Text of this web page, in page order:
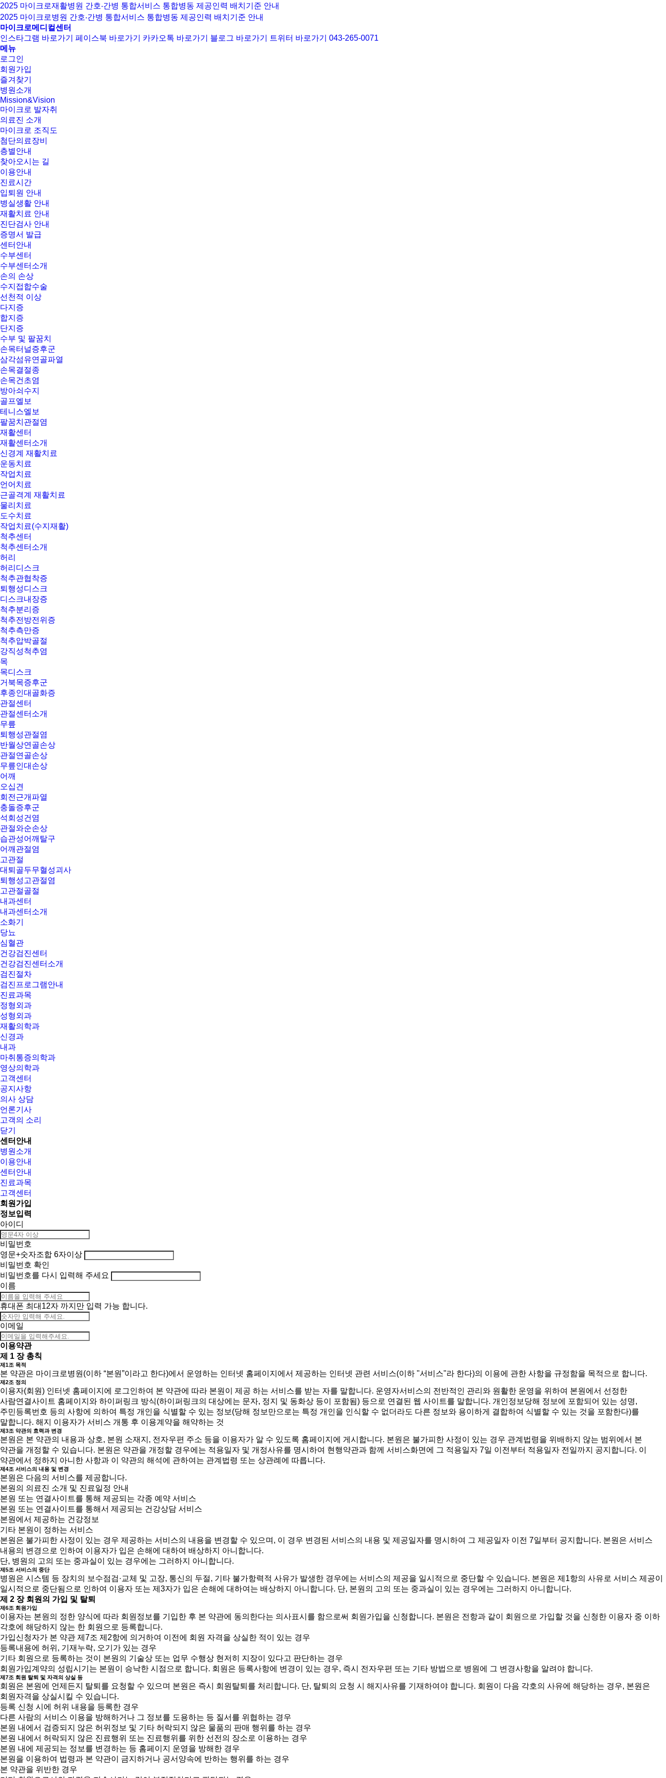
2025 마이크로재활병원 간호‧간병 통합서비스 통합병동 제공인력 배치기준 안내
2025 마이크로병원 간호‧간병 통합서비스 통합병동 제공인력 배치기준 안내
마이크로메디컬센터
인스타그램 바로가기
페이스북 바로가기 카카오톡 바로가기 블로그 바로가기 트위터 바로가기
043-265-0071
메뉴
로그인
회원가입
즐겨찾기
병원소개
Mission&Vision
마이크로 발자취
의료진 소개
마이크로 조직도
첨단의료장비
층별안내
찾아오시는 길
이용안내
진료시간
입퇴원 안내
병실생활 안내
재활치료 안내
진단검사 안내
증명서 발급
센터안내
수부센터
수부센터소개
손의 손상
수지접합수술
선천적 이상
다지증
합지증
단지증
수부 및 팔꿈치
손목터널증후군
삼각섬유연골파열
손목결절종
손목건초염
방아쇠수지
골프엘보
테니스엘보
팔꿈치관절염
재활센터
재활센터소개
신경계 재활치료
운동치료
작업치료
언어치료
근골격계 재활치료
물리치료
도수치료
작업치료(수지재활)
척추센터
척추센터소개
허리
허리디스크
척추관협착증
퇴행성디스크
디스크내장증
척추분리증
척추전방전위증
척추측만증
척추압박골절
강직성척추염
목
목디스크
거북목증후군
후종인대골화증
관절센터
관절센터소개
무릎
퇴행성관절염
반월상연골손상
관절연골손상
무릎인대손상
어깨
오십견
회전근개파열
충돌증후군
석회성건염
관절와순손상
습관성어깨탈구
어깨관절염
고관절
대퇴골두무혈성괴사
퇴행성고관절염
고관절골절
내과센터
내과센터소개
소화기
당뇨
심혈관
건강검진센터
건강검진센터소개
검진절차
검진프로그램안내
진료과목
정형외과
성형외과
재활의학과
신경과
내과
마취통증의학과
영상의학과
고객센터
공지사항
의사 상담
언론기사
고객의 소리
닫기
센터안내
병원소개
이용안내
센터안내
진료과목
고객센터
회원가입
정보입력
아이디
비밀번호
영문+숫자조합 6자이상
비밀번호 확인
비밀번호를 다시 입력해 주세요
이름
휴대폰 최대12자 까지만 입력 가능 합니다.
이메일
이용약관
제 1 장 총칙
제1조 목적
본 약관은 마이크로병원(이하 “본원”이라고 한다)에서 운영하는 인터넷 홈페이지에서 제공하는 인터넷 관련 서비스(이하 "서비스"라 한다)의 이용에 관한 사항을 규정함을 목적으로 합니다.
제2조 정의
이용자(회원) 인터넷 홈페이지에 로그인하여 본 약관에 따라 본원이 제공 하는 서비스를 받는 자를 말합니다. 운영자서비스의 전반적인 관리와 원활한 운영을 위하여 본원에서 선정한
사람연결사이트 홈페이지와 하이퍼링크 방식(하이퍼링크의 대상에는 문자, 정지 및 동화상 등이 포함됨) 등으로 연결된 웹 사이트를 말합니다. 개인정보당해 정보에 포함되어 있는 성명,
주민등록번호 등의 사항에 의하여 특정 개인을 식별할 수 있는 정보(당해 정보만으로는 특정 개인을 인식할 수 없더라도 다른 정보와 용이하게 결합하여 식별할 수 있는 것을 포함한다)를
말합니다. 해지 이용자가 서비스 개통 후 이용계약을 해약하는 것
제3조 약관의 효력과 변경
본원은 본 약관의 내용과 상호, 본원 소재지, 전자우편 주소 등을 이용자가 알 수 있도록 홈페이지에 게시합니다. 본원은 불가피한 사정이 있는 경우 관계법령을 위배하지 않는 범위에서 본
약관을 개정할 수 있습니다. 본원은 약관을 개정할 경우에는 적용일자 및 개정사유를 명시하여 현행약관과 함께 서비스화면에 그 적용일자 7일 이전부터 적용일자 전일까지 공지합니다. 이
약관에서 정하지 아니한 사항과 이 약관의 해석에 관하여는 관계법령 또는 상관례에 따릅니다.
제4조 서비스의 내용 및 변경
본원은 다음의 서비스를 제공합니다.
본원의 의료진 소개 및 진료일정 안내
본원 또는 연결사이트를 통해 제공되는 각종 예약 서비스
본원 또는 연결사이트를 통해서 제공되는 건강상담 서비스
본원에서 제공하는 건강정보
기타 본원이 정하는 서비스
본원은 불가피한 사정이 있는 경우 제공하는 서비스의 내용을 변경할 수 있으며, 이 경우 변경된 서비스의 내용 및 제공일자를 명시하여 그 제공일자 이전 7일부터 공지합니다. 본원은 서비스
내용의 변경으로 인하여 이용자가 입은 손해에 대하여 배상하지 아니합니다.
단, 병원의 고의 또는 중과실이 있는 경우에는 그러하지 아니합니다.
제5조 서비스의 중단
병원은 시스템 등 장치의 보수점검·교체 및 고장, 통신의 두절, 기타 불가항력적 사유가 발생한 경우에는 서비스의 제공을 일시적으로 중단할 수 있습니다. 본원은 제1항의 사유로 서비스 제공이
일시적으로 중단됨으로 인하여 이용자 또는 제3자가 입은 손해에 대하여는 배상하지 아니합니다. 단, 본원의 고의 또는 중과실이 있는 경우에는 그러하지 아니합니다.
제 2 장 회원의 가입 및 탈퇴
제6조 회원가입
이용자는 본원의 정한 양식에 따라 회원정보를 기입한 후 본 약관에 동의한다는 의사표시를 함으로써 회원가입을 신청합니다. 본원은 전항과 같이 회원으로 가입할 것을 신청한 이용자 중 이하
각호에 해당하지 않는 한 회원으로 등록합니다.
가입신청자가 본 약관 제7조 제2항에 의거하여 이전에 회원 자격을 상실한 적이 있는 경우
등록내용에 허위, 기재누락, 오기가 있는 경우
기타 회원으로 등록하는 것이 본원의 기술상 또는 업무 수행상 현저히 지장이 있다고 판단하는 경우
회원가입계약의 성립시기는 본원이 승낙한 시점으로 합니다. 회원은 등록사항에 변경이 있는 경우, 즉시 전자우편 또는 기타 방법으로 병원에 그 변경사항을 알려야 합니다.
제7조 회원 탈퇴 및 자격의 상실 등
회원은 본원에 언제든지 탈퇴를 요청할 수 있으며 본원은 즉시 회원탈퇴를 처리합니다. 단, 탈퇴의 요청 시 해지사유를 기재하여야 합니다. 회원이 다음 각호의 사유에 해당하는 경우, 본원은
회원자격을 상실시킬 수 있습니다.
등록 신청 시에 허위 내용을 등록한 경우
다른 사람의 서비스 이용을 방해하거나 그 정보를 도용하는 등 질서를 위협하는 경우
본원 내에서 검증되지 않은 허위정보 및 기타 허락되지 않은 물품의 판매 행위를 하는 경우
본원 내에서 허락되지 않은 진료행위 또는 진료행위를 위한 선전의 장소로 이용하는 경우
본원 내에 제공되는 정보를 변경하는 등 홈페이지 운영을 방해한 경우
본원을 이용하여 법령과 본 약관이 금지하거나 공서양속에 반하는 행위를 하는 경우
본 약관을 위반한 경우